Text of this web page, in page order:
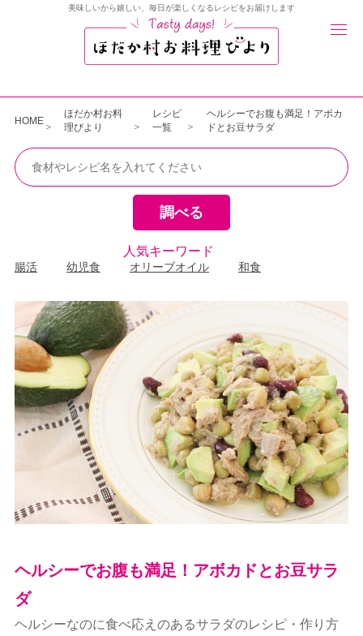
美味しいから嬉しい、毎日が楽しくなるレシピをお届けします
HOME
ほだか村お料
理びより
レシピ
一覧
ヘルシーでお腹も満足！アボカ
ドとお豆サラダ
人気キーワード
腸活 幼児食 オリーブオイル 和食
ヘルシーでお腹も満足！アボカドとお豆サラ
ダ
ヘルシーなのに食べ応えのあるサラダのレシピ・作り方